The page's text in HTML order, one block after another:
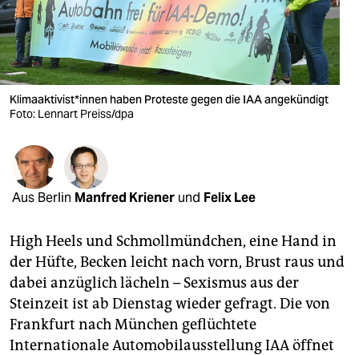
nord
wahrheit
verlag
verlag
veranstaltungen
shop
unterstützen
abo
genossenschaft
epaper login
Kli­ma­ak­ti­vis­t*in­nen haben Proteste gegen die IAA angekündigt
Foto: Lennart Preiss/dpa
Aus Berlin Manfred Kriener und Felix Lee
High Heels und Schmollmündchen, eine Hand in
der Hüfte, Becken leicht nach vorn, Brust raus und
dabei anzüglich lächeln – Sexismus aus der
Steinzeit ist ab Dienstag wieder gefragt. Die von
Frankfurt nach München geflüchtete
Internationale Automobilausstellung IAA öffnet